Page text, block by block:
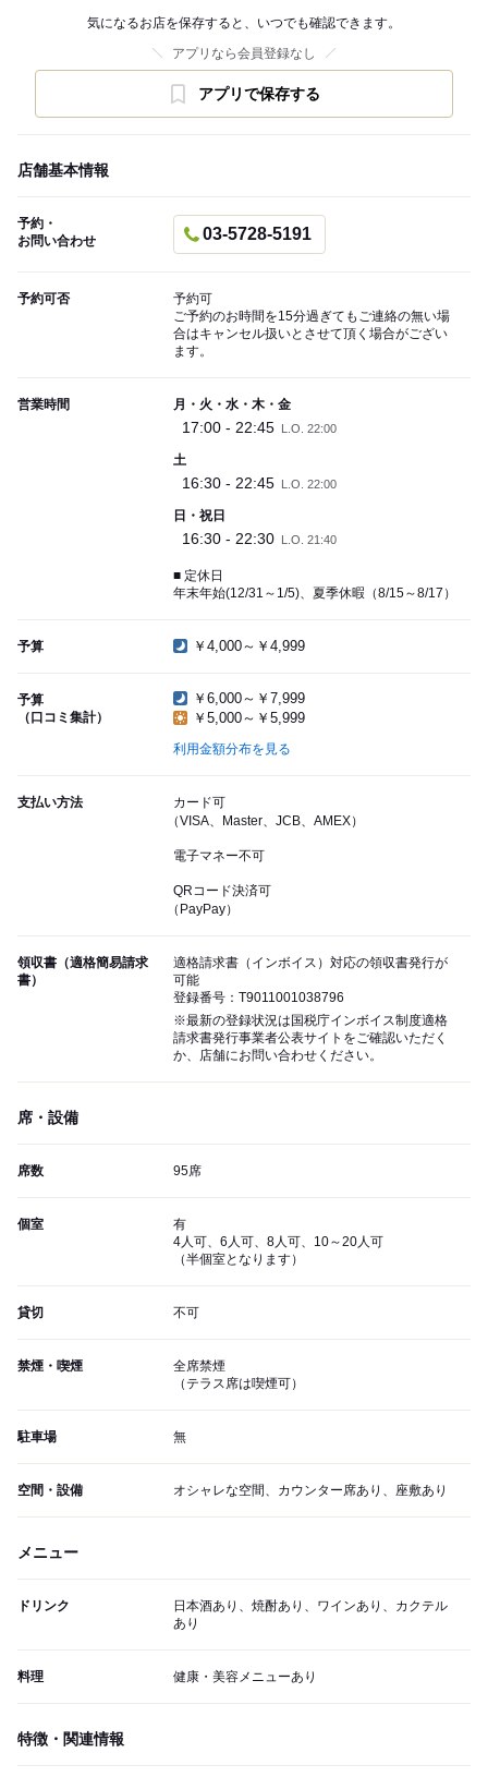
気になるお店を保存すると、いつでも確認できます。
アプリなら会員登録なし
アプリで保存する
店舗基本情報
予約・
お問い合わせ
03-5728-5191
予約可否
予約可
ご予約のお時間を15分過ぎてもご連絡の無い場
合はキャンセル扱いとさせて頂く場合がござい
ます。
営業時間 月・火・水・木・金
17:00 - 22:45 L.O. 22:00
土
16:30 - 22:45 L.O. 22:00
日・祝日
16:30 - 22:30 L.O. 21:40
■ 定休日
年末年始(12/31～1/5)、夏季休暇（8/15～8/17）
予算 ￥4,000～￥4,999
予算
（口コミ集計）
￥6,000～￥7,999
￥5,000～￥5,999
利用金額分布を見る
支払い方法
カード可
（VISA、Master、JCB、AMEX）
電子マネー不可
QRコード決済可
（PayPay）
領収書（適格簡易請求
書）
適格請求書（インボイス）対応の領収書発行が
可能
登録番号：T9011001038796
※最新の登録状況は国税庁インボイス制度適格
請求書発行事業者公表サイトをご確認いただく
か、店舗にお問い合わせください。
席・設備
席数 95席
個室
有
4人可、6人可、8人可、10～20人可
（半個室となります）
貸切 不可
禁煙・喫煙
全席禁煙
（テラス席は喫煙可）
駐車場 無
空間・設備 オシャレな空間、カウンター席あり、座敷あり
メニュー
ドリンク
日本酒あり、焼酎あり、ワインあり、カクテル
あり
料理 健康・美容メニューあり
特徴・関連情報